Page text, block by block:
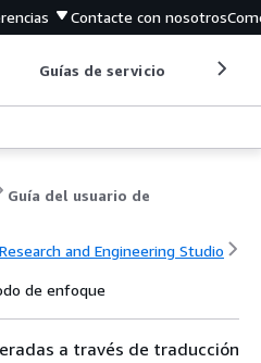
Contacte con nosotros
Guías de servicio
Guía del usuario de
and Engineering Studio
de enfoque
a través de traducción